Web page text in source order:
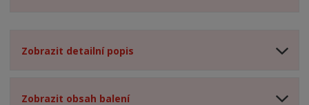
Zobrazit detailní popis
Zobrazit obsah balení